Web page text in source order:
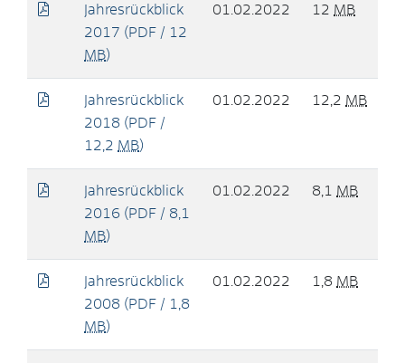
Jahresrückblick
2017 (PDF / 12
MB)
01.02.2022 12 MB
Jahresrückblick
2018 (PDF /
12,2 MB)
01.02.2022 12,2 MB
Jahresrückblick
2016 (PDF / 8,1
MB)
01.02.2022 8,1 MB
Jahresrückblick
2008 (PDF / 1,8
MB)
01.02.2022 1,8 MB